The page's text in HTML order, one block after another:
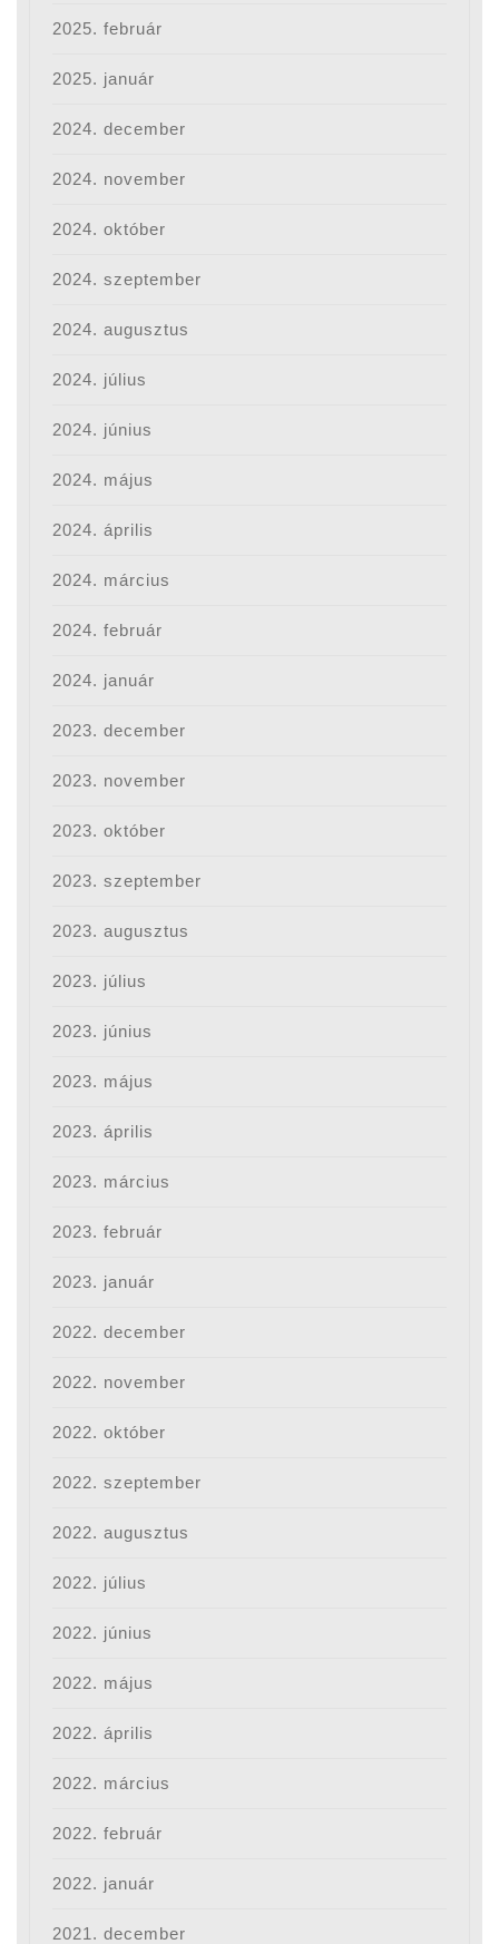
2025. február
2025. január
2024. december
2024. november
2024. október
2024. szeptember
2024. augusztus
2024. július
2024. június
2024. május
2024. április
2024. március
2024. február
2024. január
2023. december
2023. november
2023. október
2023. szeptember
2023. augusztus
2023. július
2023. június
2023. május
2023. április
2023. március
2023. február
2023. január
2022. december
2022. november
2022. október
2022. szeptember
2022. augusztus
2022. július
2022. június
2022. május
2022. április
2022. március
2022. február
2022. január
2021. december